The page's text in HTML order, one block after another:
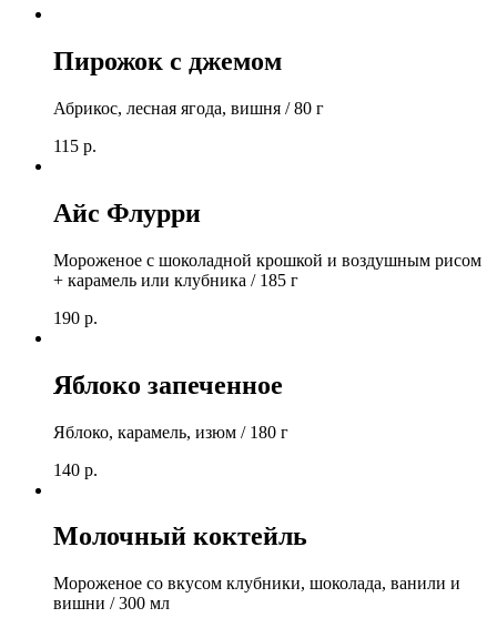
Пирожок с джемом
Абрикос, лесная ягода, вишня / 80 г
115 р.
Айс Флурри
Мороженое с шоколадной крошкой и воздушным рисом
+ карамель или клубника / 185 г
190 р.
Яблоко запеченное
Яблоко, карамель, изюм / 180 г
140 р.
Молочный коктейль
Мороженое со вкусом клубники, шоколада, ванили и
вишни / 300 мл